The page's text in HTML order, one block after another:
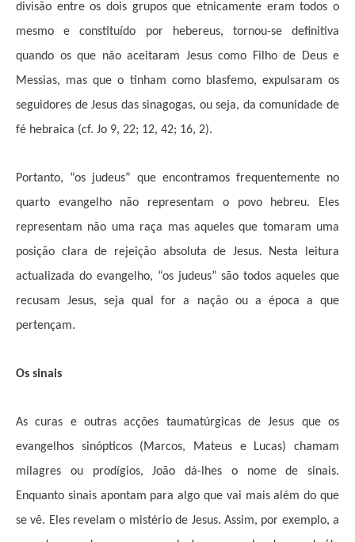
divisão entre os dois grupos que etnicamente eram todos o
mesmo e constituído por hebereus, tornou-se definitiva
quando os que não aceitaram Jesus como Filho de Deus e
Messias, mas que o tinham como blasfemo, expulsaram os
seguidores de Jesus das sinagogas, ou seja, da comunidade de
fé hebraica (cf. Jo 9, 22; 12, 42; 16, 2).
Portanto, “os judeus” que encontramos frequentemente no
quarto evangelho não representam o povo hebreu. Eles
representam não uma raça mas aqueles que tomaram uma
posição clara de rejeição absoluta de Jesus. Nesta leitura
actualizada do evangelho, “os judeus” são todos aqueles que
recusam Jesus, seja qual for a nação ou a época a que
pertençam.
Os sinais
As curas e outras acções taumatúrgicas de Jesus que os
evangelhos sinópticos (Marcos, Mateus e Lucas) chamam
milagres ou prodígios, João dá-lhes o nome de sinais.
Enquanto sinais apontam para algo que vai mais além do que
se vê. Eles revelam o mistério de Jesus. Assim, por exemplo, a